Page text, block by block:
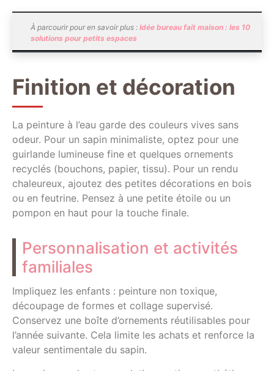
À parcourir pour en savoir plus : Idée bureau fait maison : les 10
solutions pour petits espaces
Finition et décoration
La peinture à l’eau garde des couleurs vives sans
odeur. Pour un sapin minimaliste, optez pour une
guirlande lumineuse fine et quelques ornements
recyclés (bouchons, papier, tissu). Pour un rendu
chaleureux, ajoutez des petites décorations en bois
ou en feutrine. Pensez à une petite étoile ou un
pompon en haut pour la touche finale.
Personnalisation et activités
familiales
Impliquez les enfants : peinture non toxique,
découpage de formes et collage supervisé.
Conservez une boîte d’ornements réutilisables pour
l’année suivante. Cela limite les achats et renforce la
valeur sentimentale du sapin.